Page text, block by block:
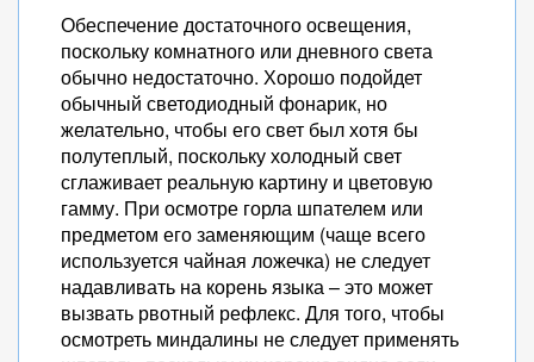
Обеспечение достаточного освещения,
поскольку комнатного или дневного света
обычно недостаточно. Хорошо подойдет
обычный светодиодный фонарик, но
желательно, чтобы его свет был хотя бы
полутеплый, поскольку холодный свет
сглаживает реальную картину и цветовую
гамму. При осмотре горла шпателем или
предметом его заменяющим (чаще всего
используется чайная ложечка) не следует
надавливать на корень языка – это может
вызвать рвотный рефлекс. Для того, чтобы
осмотреть миндалины не следует применять